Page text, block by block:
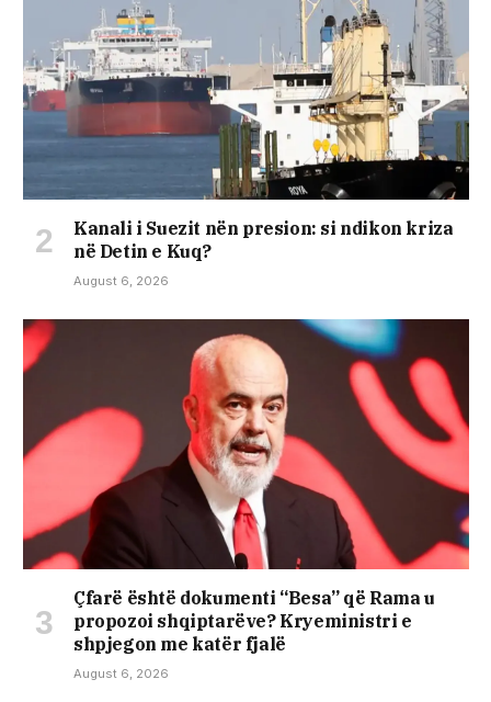
Kanali i Suezit nën presion: si ndikon kriza
në Detin e Kuq?
August 6, 2026
Çfarë është dokumenti “Besa” që Rama u
propozoi shqiptarëve? Kryeministri e
shpjegon me katër fjalë
August 6, 2026